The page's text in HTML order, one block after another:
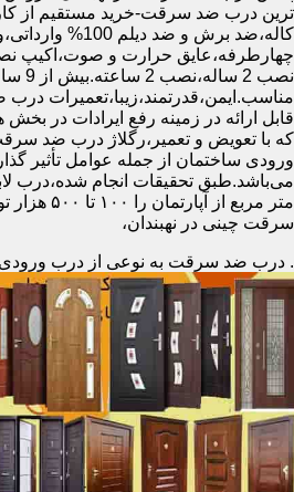
ترین درب ضد سرقت-خرید مستقیم از
کاله،ضد برش و ضد
چهارطرفه،عایق حرارت و صوت،اکیپ
نصب
مناسب.ایمن،قدرتمند،زیبا،تعمیرات
قابل ارائه در زمینه رفع ایرادات در
که با تعویض و تعمیر،رگلاژ درب ضد
ورودی ساختمان از جمله عوامل تأثیر
می‌باشد.طبق تحقیقات انجام شده،درب
متر مربع از
سرقت چینی در نهبندان،
. درب ضد سرقت به نوعی از درب ورودی